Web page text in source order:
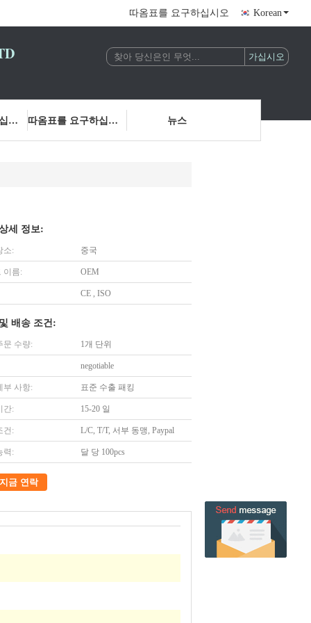
따옴표를 요구하십시오 Korean
저희에게 연락하십시오 따옴표를 요구하십시오 뉴스
세 정보:
소: 중국
이름: OEM
CE , ISO
배송 조건:
문 수량: 1개 단위
negotiable
부 사항: 표준 수출 패킹
간: 15-20 일
건: L/C, T/T, 서부 동맹, Paypal
력: 달 당 100pcs
지금 연락